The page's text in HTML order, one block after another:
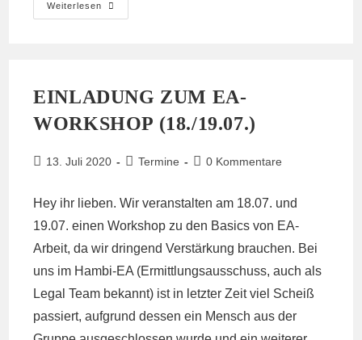
Weiterlesen
Liebe
EK
EINLADUNG ZUM EA-
WORKSHOP (18./19.07.)
Beitrag
13. Juli 2020
Beitrags-
Termine
Beitrags-
0 Kommentare
Hey ihr lieben. Wir veranstalten am 18.07. und
19.07. einen Workshop zu den Basics von EA-
Arbeit, da wir dringend Verstärkung brauchen. Bei
uns im Hambi-EA (Ermittlungsausschuss, auch als
Legal Team bekannt) ist in letzter Zeit viel Scheiß
passiert, aufgrund dessen ein Mensch aus der